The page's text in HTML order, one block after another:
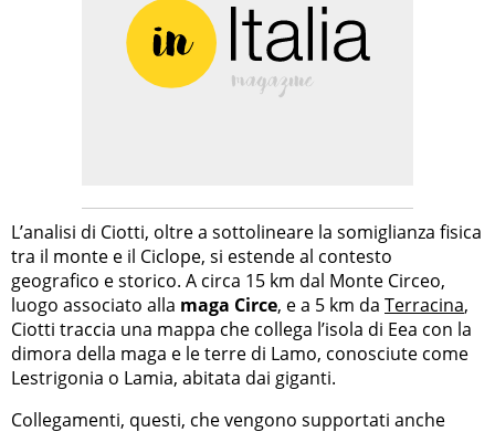
L’analisi di Ciotti, oltre a sottolineare la somiglianza fisica
tra il monte e il Ciclope, si estende al contesto
geografico e storico. A circa 15 km dal Monte Circeo,
luogo associato alla maga Circe, e a 5 km da Terracina,
Ciotti traccia una mappa che collega l’isola di Eea con la
dimora della maga e le terre di Lamo, conosciute come
Lestrigonia o Lamia, abitata dai giganti.
Collegamenti, questi, che vengono supportati anche